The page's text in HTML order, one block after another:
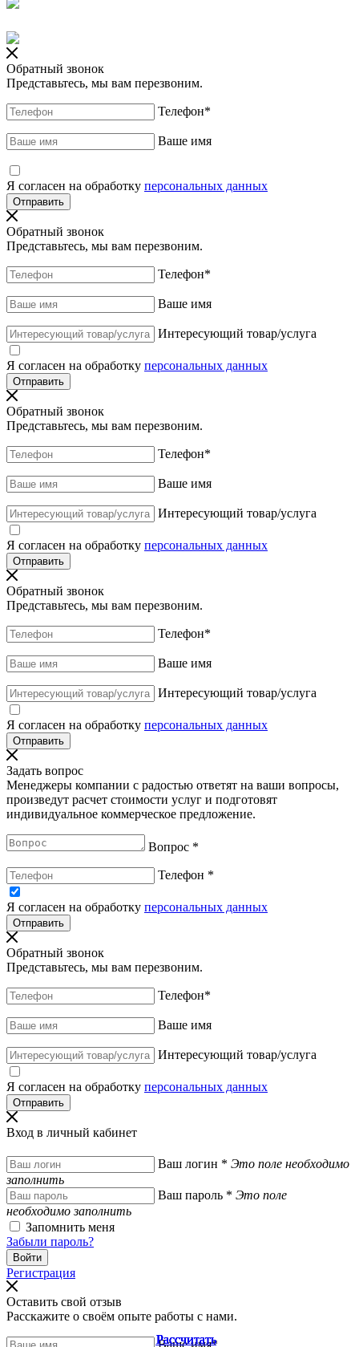
Обратный звонок
Представьтесь, мы вам перезвоним.
Телефон*
Ваше имя
Я согласен на обработку персональных данных
Обратный звонок
Представьтесь, мы вам перезвоним.
Телефон*
Ваше имя
Интересующий товар/услуга
Я согласен на обработку персональных данных
Обратный звонок
Представьтесь, мы вам перезвоним.
Телефон*
Ваше имя
Интересующий товар/услуга
Я согласен на обработку персональных данных
Обратный звонок
Представьтесь, мы вам перезвоним.
Телефон*
Ваше имя
Интересующий товар/услуга
Я согласен на обработку персональных данных
Задать вопрос
Менеджеры компании с радостью ответят на ваши вопросы,
произведут расчет стоимости услуг и подготовят
индивидуальное коммерческое предложение.
Вопрос *
Телефон *
Я согласен на обработку персональных данных
Обратный звонок
Представьтесь, мы вам перезвоним.
Телефон*
Ваше имя
Интересующий товар/услуга
Я согласен на обработку персональных данных
Вход в личный кабинет
Ваш логин * Это поле необходимо
заполнить
Ваш пароль * Это поле
необходимо заполнить
Запомнить меня
Забыли пароль?
Регистрация
Оставить свой отзыв
Расскажите о своём опыте работы с нами.
Ваше имя*
Рассчитать
Рассчитать
Рассчитать
Рассчитать
Рассчитать